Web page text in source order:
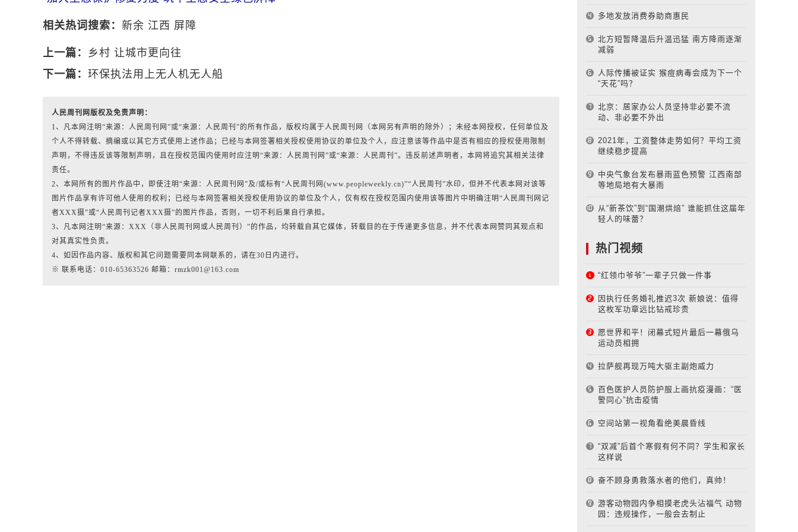
相关热词搜索： 新余 江西 屏障
上一篇： 乡村 让城市更向往
下一篇： 环保执法用上无人机无人船
人民周刊网版权及免责声明：
1、凡本网注明“来源：人民周刊网”或“来源：人民周刊”的所有作品，版权均属于人民周刊网（本网另有声明的除外）；未经本网授权，任何单位及
个人不得转载、摘编或以其它方式使用上述作品；已经与本网签署相关授权使用协议的单位及个人，应注意该等作品中是否有相应的授权使用限制
声明，不得违反该等限制声明，且在授权范围内使用时应注明“来源：人民周刊网”或“来源：人民周刊”。违反前述声明者，本网将追究其相关法律
责任。
2、本网所有的图片作品中，即使注明“来源：人民周刊网”及/或标有“人民周刊网(www.peopleweekly.cn)”“人民周刊”水印，但并不代表本网对该等
图片作品享有许可他人使用的权利；已经与本网签署相关授权使用协议的单位及个人，仅有权在授权范围内使用该等图片中明确注明“人民周刊网记
者XXX摄”或“人民周刊记者XXX摄”的图片作品，否则，一切不利后果自行承担。
3、凡本网注明“来源：XXX（非人民周刊网或人民周刊）”的作品，均转载自其它媒体，转载目的在于传递更多信息，并不代表本网赞同其观点和
对其真实性负责。
4、如因作品内容、版权和其它问题需要同本网联系的，请在30日内进行。
※ 联系电话：010-65363526 邮箱：rmzk001@163.com
多地发放消费券助商惠民
北方短暂降温后升温迅猛 南方降雨逐渐
减弱
人际传播被证实 猴痘病毒会成为下一个
“天花”吗？
北京：居家办公人员坚持非必要不流
动、非必要不外出
2021年，工资整体走势如何？平均工资
继续稳步提高
中央气象台发布暴雨蓝色预警 江西南部
等地局地有大暴雨
从“新茶饮”到“国潮烘焙” 谁能抓住这届年
轻人的味蕾？
热门视频
“红领巾爷爷”一辈子只做一件事
因执行任务婚礼推迟3次 新娘说：值得
这枚军功章远比钻戒珍贵
愿世界和平！闭幕式短片最后一幕俄乌
运动员相拥
拉萨舰再现万吨大驱主副炮威力
百色医护人员防护服上画抗疫漫画：“医
警同心”抗击疫情
空间站第一视角看绝美晨昏线
“双减”后首个寒假有何不同？学生和家长
这样说
奋不顾身勇救落水者的他们，真帅！
游客动物园内争相摸老虎头沾福气 动物
园：违规操作，一般会去制止